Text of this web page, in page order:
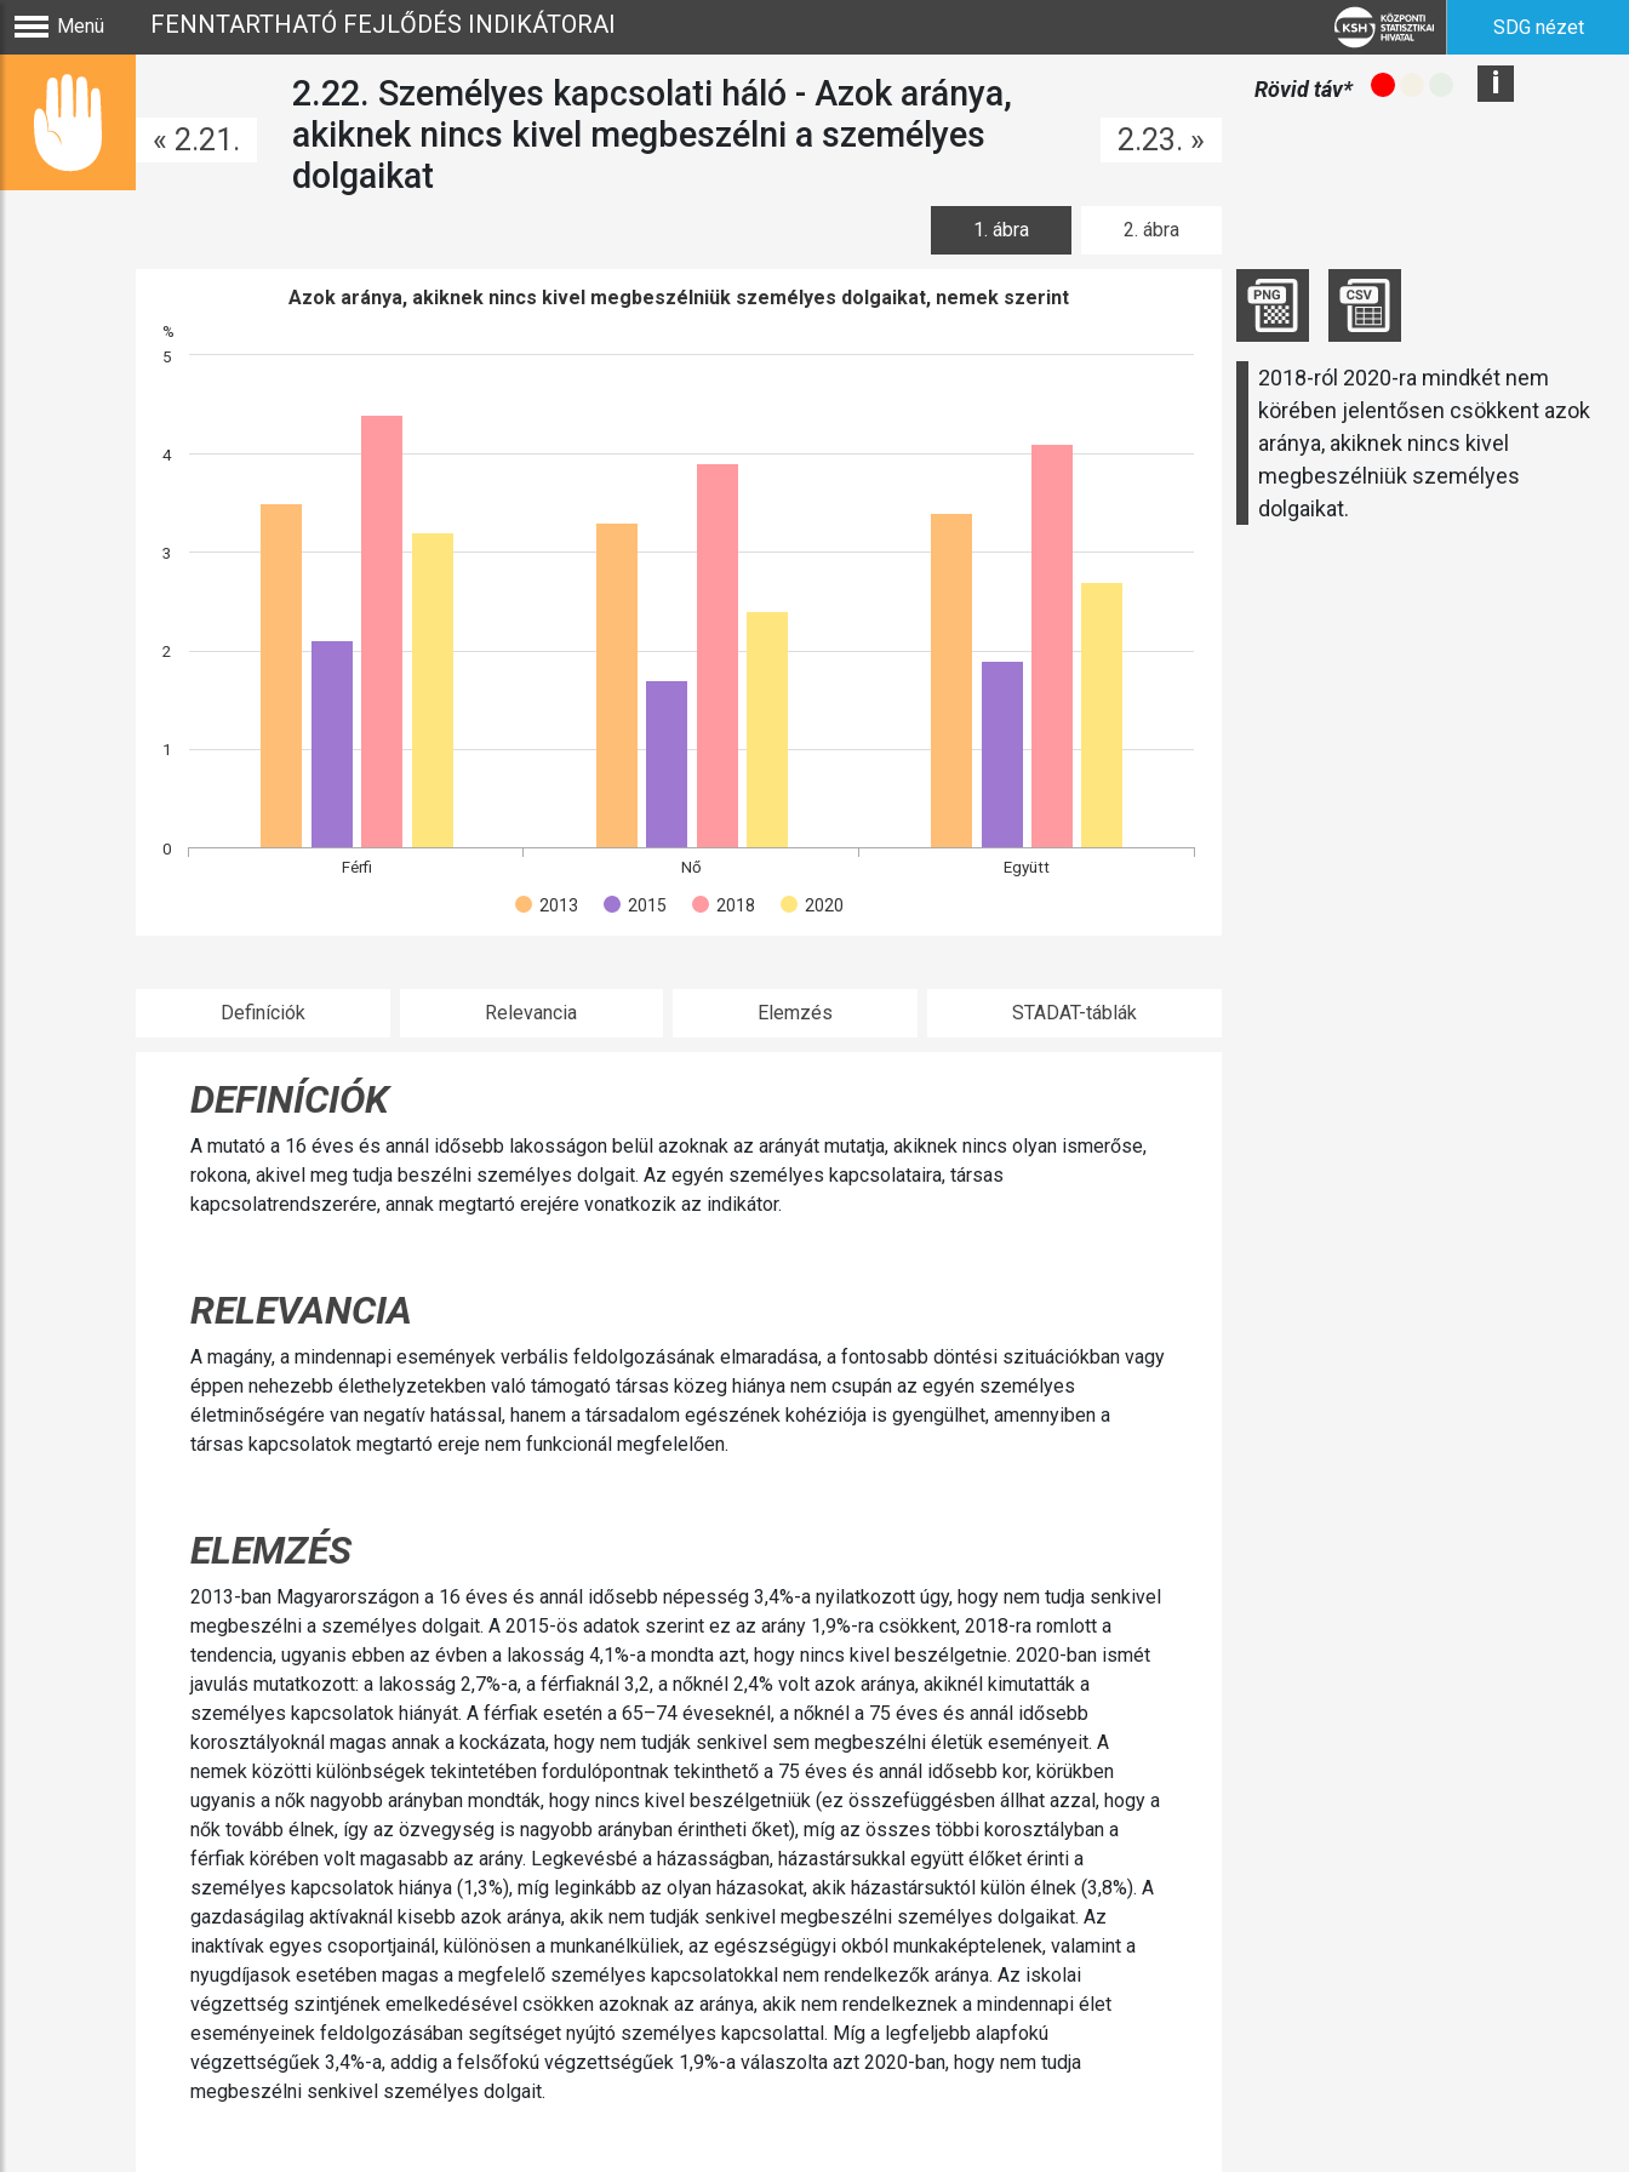
Menü FENNTARTHATÓ FEJLŐDÉS INDIKÁTORAI SDG nézet
« 2.21.
2.22. Személyes kapcsolati háló - Azok aránya,
akiknek nincs kivel megbeszélni a személyes
dolgaikat
2.23. »
Rövid táv* i
1. ábra 2. ábra
%
Azok aránya, akiknek nincs kivel megbeszélniük személyes dolgaikat, nemek szerint
2013 2015 2018 2020
Férfi Nő Együtt
0
1
2
3
4
5
2018-ról 2020-ra mindkét nem
körében jelentősen csökkent azok
aránya, akiknek nincs kivel
megbeszélniük személyes
dolgaikat.
Definíciók Relevancia Elemzés STADAT-táblák
DEFINÍCIÓK
A mutató a 16 éves és annál idősebb lakosságon belül azoknak az arányát mutatja, akiknek nincs olyan ismerőse,
rokona, akivel meg tudja beszélni személyes dolgait. Az egyén személyes kapcsolataira, társas
kapcsolatrendszerére, annak megtartó erejére vonatkozik az indikátor.
RELEVANCIA
A magány, a mindennapi események verbális feldolgozásának elmaradása, a fontosabb döntési szituációkban vagy
éppen nehezebb élethelyzetekben való támogató társas közeg hiánya nem csupán az egyén személyes
életminőségére van negatív hatással, hanem a társadalom egészének kohéziója is gyengülhet, amennyiben a
társas kapcsolatok megtartó ereje nem funkcionál megfelelően.
ELEMZÉS
2013-ban Magyarországon a 16 éves és annál idősebb népesség 3,4%-a nyilatkozott úgy, hogy nem tudja senkivel
megbeszélni a személyes dolgait. A 2015-ös adatok szerint ez az arány 1,9%-ra csökkent, 2018-ra romlott a
tendencia, ugyanis ebben az évben a lakosság 4,1%-a mondta azt, hogy nincs kivel beszélgetnie. 2020-ban ismét
javulás mutatkozott: a lakosság 2,7%-a, a férfiaknál 3,2, a nőknél 2,4% volt azok aránya, akiknél kimutatták a
személyes kapcsolatok hiányát. A férfiak esetén a 65–74 éveseknél, a nőknél a 75 éves és annál idősebb
korosztályoknál magas annak a kockázata, hogy nem tudják senkivel sem megbeszélni életük eseményeit. A
nemek közötti különbségek tekintetében fordulópontnak tekinthető a 75 éves és annál idősebb kor, körükben
ugyanis a nők nagyobb arányban mondták, hogy nincs kivel beszélgetniük (ez összefüggésben állhat azzal, hogy a
nők tovább élnek, így az özvegység is nagyobb arányban érintheti őket), míg az összes többi korosztályban a
férfiak körében volt magasabb az arány. Legkevésbé a házasságban, házastársukkal együtt élőket érinti a
személyes kapcsolatok hiánya (1,3%), míg leginkább az olyan házasokat, akik házastársuktól külön élnek (3,8%). A
gazdaságilag aktívaknál kisebb azok aránya, akik nem tudják senkivel megbeszélni személyes dolgaikat. Az
inaktívak egyes csoportjainál, különösen a munkanélküliek, az egészségügyi okból munkaképtelenek, valamint a
nyugdíjasok esetében magas a megfelelő személyes kapcsolatokkal nem rendelkezők aránya. Az iskolai
végzettség szintjének emelkedésével csökken azoknak az aránya, akik nem rendelkeznek a mindennapi élet
eseményeinek feldolgozásában segítséget nyújtó személyes kapcsolattal. Míg a legfeljebb alapfokú
végzettségűek 3,4%-a, addig a felsőfokú végzettségűek 1,9%-a válaszolta azt 2020-ban, hogy nem tudja
megbeszélni senkivel személyes dolgait.